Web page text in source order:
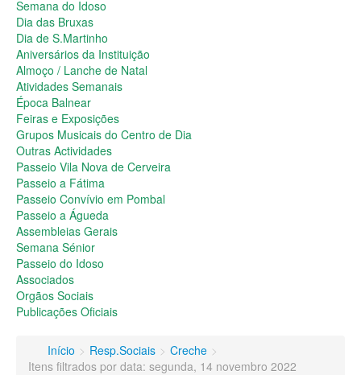
Época Balnear
Feiras e Exposições
Grupos Musicais do Centro de Dia
Outras Actividades
Passeio Vila Nova de Cerveira
Passeio a Fátima
Passeio Convívio em Pombal
Passeio a Águeda
Assembleias Gerais
Semana Sénior
Passeio do Idoso
Associados
Orgãos Sociais
Publicações Oficiais
Contactos
Semana do Idoso
Dia das Bruxas
Dia de S.Martinho
Aniversários da Instituição
Almoço / Lanche de Natal
Atividades Semanais
Época Balnear
Feiras e Exposições
Grupos Musicais do Centro de Dia
Outras Actividades
Passeio Vila Nova de Cerveira
Passeio a Fátima
Passeio Convívio em Pombal
Passeio a Águeda
Assembleias Gerais
Semana Sénior
Passeio do Idoso
Associados
Orgãos Sociais
Publicações Oficiais
Início > Resp.Sociais > Creche >
Itens filtrados por data: segunda, 14 novembro 2022